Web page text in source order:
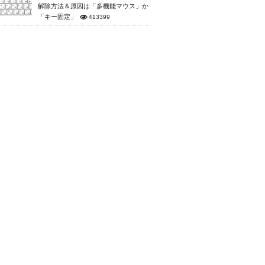
解除方法＆原因は「多機能マウス」か
「キー固定」
413399